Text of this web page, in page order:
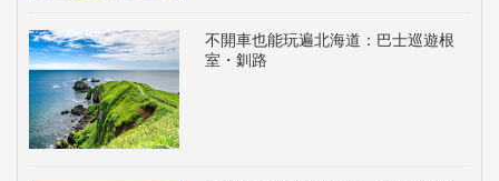
不開車也能玩遍北海道：巴士巡遊根
室・釧路